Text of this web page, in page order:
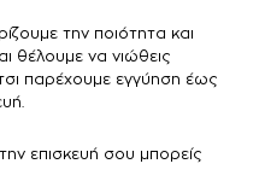
την ποιότητα και
θέλουμε να νιώθεις
παρέχουμε εγγύηση έως
επισκευή σου μπορείς